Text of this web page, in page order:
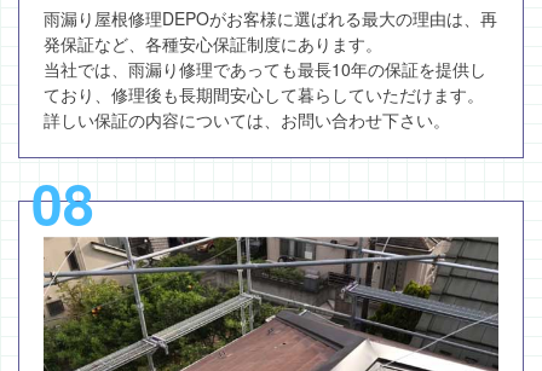
雨漏り屋根修理DEPOがお客様に選ばれる最大の理由は、再
発保証など、各種安心保証制度にあります。
当社では、雨漏り修理であっても最長10年の保証を提供し
ており、修理後も長期間安心して暮らしていただけます。
詳しい保証の内容については、お問い合わせ下さい。
08